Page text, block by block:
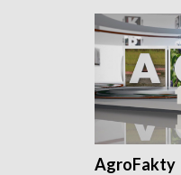
AgroFakty